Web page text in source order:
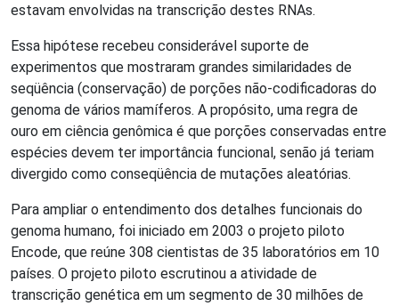
estavam envolvidas na transcrição destes RNAs.
Essa hipótese recebeu considerável suporte de
experimentos que mostraram grandes similaridades de
seqüência (conservação) de porções não-codificadoras do
genoma de vários mamíferos. A propósito, uma regra de
ouro em ciência genômica é que porções conservadas entre
espécies devem ter importância funcional, senão já teriam
divergido como conseqüência de mutações aleatórias.
Para ampliar o entendimento dos detalhes funcionais do
genoma humano, foi iniciado em 2003 o projeto piloto
Encode, que reúne 308 cientistas de 35 laboratórios em 10
países. O projeto piloto escrutinou a atividade de
transcrição genética em um segmento de 30 milhões de